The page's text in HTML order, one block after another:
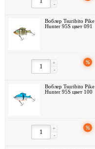
-
Воблер Tsuribito Pike
Hunter 95S цвет 091
-
+ %
Воблер Tsuribito Pike
Hunter 95S цвет 100
-
+ %